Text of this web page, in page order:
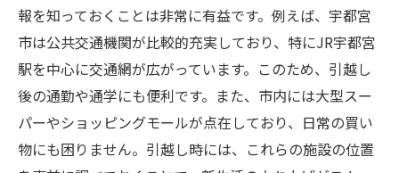
報を知っておくことは非常に有益です。例えば、宇都宮
市は公共交通機関が比較的充実しており、特にJR宇都宮
駅を中心に交通網が広がっています。このため、引越し
後の通勤や通学にも便利です。また、市内には大型スー
パーやショッピングモールが点在しており、日常の買い
物にも困りません。引越し時には、これらの施設の位置